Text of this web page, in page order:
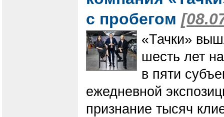
с пробегом
«Тачки»
шесть лет
в пяти
ежедневной
признание тысяч